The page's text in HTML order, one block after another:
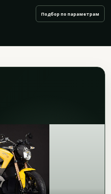
Подбор по параметрам